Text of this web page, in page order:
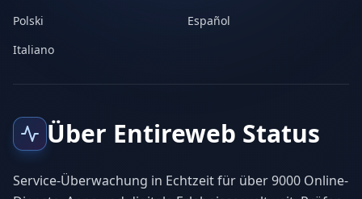
Polski
Español
Italiano
Über Entireweb Status
Service-Überwachung in Echtzeit für über 9000 Online-